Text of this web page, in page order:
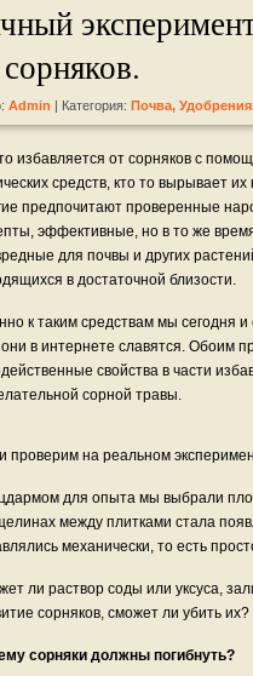
Admin | Категория: Почва,
избавляется от сорняков с
средств, кто то вырывает их
предпочитают проверенные
эффективные, но в то же
для почвы и других
в достаточной близости.
к таким средствам мы сегодня
в интернете славятся. Обоим
свойства в части
сорной травы.
проверим на реальном
для опыта мы выбрали
между плитками стала
механически, то есть
ли раствор соды или уксуса,
сорняков, сможет ли убить
сорняки должны погибнуть?